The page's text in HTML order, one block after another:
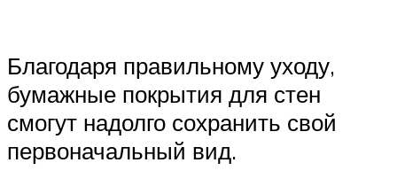
Благодаря правильному уходу,
бумажные покрытия для стен
смогут надолго сохранить свой
первоначальный вид.